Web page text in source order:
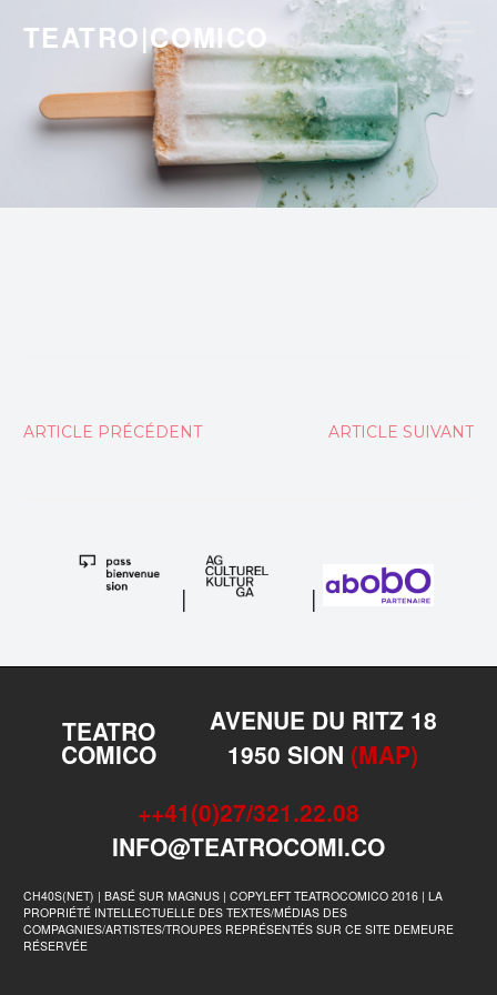
content
TEATRO|COMICO
Navigation
ARTICLE PRÉCÉDENT ARTICLE SUIVANT
| |
TEATRO
COMICO
AVENUE DU RITZ 18
1950 SION (MAP)
++41(0)27/321.22.08
INFO@TEATROCOMI.CO
CH40S(NET) | BASÉ SUR MAGNUS | COPYLEFT TEATROCOMICO 2016 | LA
PROPRIÉTÉ INTELLECTUELLE DES TEXTES/MÉDIAS DES
COMPAGNIES/ARTISTES/TROUPES REPRÉSENTÉS SUR CE SITE DEMEURE
RÉSERVÉE